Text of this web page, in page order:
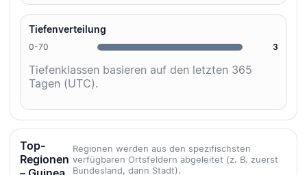
Tiefenverteilung
0-70 3
Tiefenklassen basieren auf den letzten 365
Tagen (UTC).
Top-
Regionen
Regionen werden aus den spezifischsten
verfügbaren Ortsfeldern abgeleitet (z. B. zuerst
Bundesland, dann Stadt).